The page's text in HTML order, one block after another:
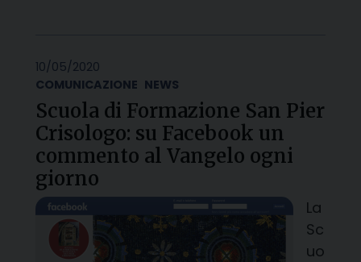
10/05/2020
COMUNICAZIONE NEWS
Scuola di Formazione San Pier
Crisologo: su Facebook un
commento al Vangelo ogni
giorno
La
Sc
uo